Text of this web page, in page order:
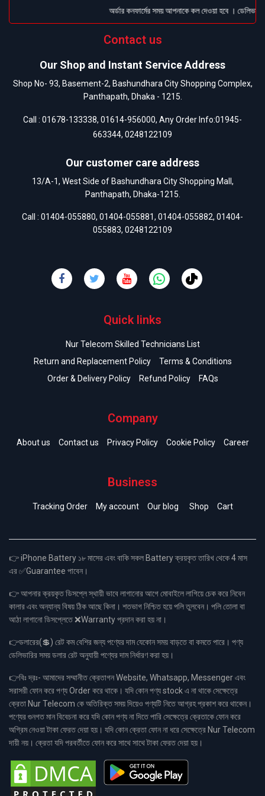
অর্ডার কনফার্মের সময় আপনাকে কল দেওয়া হবে ।
Contact us
Our Shop and Instant Service Address
Shop No- 93, Basement-2, Bashundhara City Shopping Complex,
Panthapath, Dhaka - 1215.
Call : 01678-133338, 01614-956000, Any Order Info:01945-
663344, 0248122109
Our customer care address
13/A-1, West Side of Bashundhara City Shopping Mall,
Panthapath, Dhaka-1215.
Call : 01404-055880, 01404-055881, 01404-055882, 01404-
055883, 0248122109
Quick links
Nur Telecom Skilled Technicians List
Return and Replacement Policy
Terms & Conditions
Order & Delivery Policy
Refund Policy FAQs
Company
About us Contact us Privacy Policy Cookie Policy Career
Business
Tracking Order My account Our blog Shop Cart
👉 iPhone Battery ১৮ মাসের এবং বাকি সকল Battery ক্রয়কৃত তারিখ থেকে 4 মাস
এর ✅Guarantee পাবেন।
👉 আপনার ক্রয়কৃত ডিসপ্লে স্থায়ী ভাবে লাগানোর আগে মোবাইলে লাগিয়ে চেক করে নিবেন
কালার এবং অন্যান্য বিষয় ঠিক আছে কিনা। শতভাগ নিশ্চিত হয়ে পলি তুলবেন। পলি তোলা বা
আঠা লাগানো ডিসপ্লেতে ❌Warranty প্রদান করা হয় না।
👉ডলারের(💲) রেট কম বেশির জন্য পণ্যের দাম যেকোন সময় বাড়তে বা কমতে পারে। পণ্য
ডেলিভারির সময় ডলার রেট অনুযায়ী পণ্যের দাম নির্ধারণ করা হয়।
👉বিঃ দ্রঃ- আমাদের সম্মানীত ক্রেতাগন Website, Whatsapp, Messenger এবং
সরাসরী ফোন করে পণ্য Order করে থাকে। যদি কোন পণ্য stock এ না থাকে সেক্ষেত্রে
ক্রেতা Nur Telecom কে অতিরিক্ত সময় দিয়েও পণ্যটি নিতে আগ্রহ প্রকাশ করে থাকেন।
পণ্যের গুনগত মান বিবেচনা করে যদি কোন পণ্য না দিতে পারি সেক্ষেত্রে ক্রেতাকে ফোন করে
অগ্রিম নেওয়া টাকা ফেরত দেয়া হয়। যদি কোন ক্রেতা ফোন না ধরে সেক্ষেত্রে Nur Telecom
দায়ী নয়। ক্রেতা যদি পরবর্তীতে ফোন করে সাথে সাথে টাকা ফেরত দেয়া হয়।